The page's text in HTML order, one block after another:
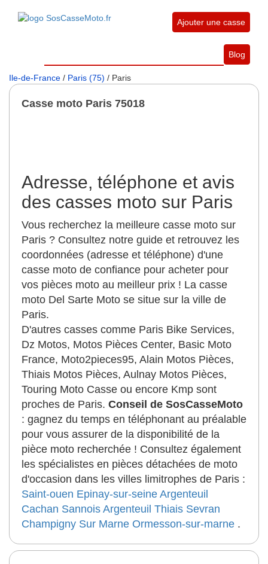
Ajouter une casse
Blog
Ile-de-France / Paris (75) / Paris
Casse moto Paris 75018
Adresse, téléphone et avis
des casses moto sur Paris
Vous recherchez la meilleure casse moto sur
Paris ? Consultez notre guide et retrouvez les
coordonnées (adresse et téléphone) d'une
casse moto de confiance pour acheter pour
vos pièces moto au meilleur prix ! La casse
moto Del Sarte Moto se situe sur la ville de
Paris.
D'autres casses comme Paris Bike Services,
Dz Motos, Motos Pièces Center, Basic Moto
France, Moto2pieces95, Alain Motos Pièces,
Thiais Motos Pièces, Aulnay Motos Pièces,
Touring Moto Casse ou encore Kmp sont
proches de Paris. Conseil de SosCasseMoto
: gagnez du temps en téléphonant au préalable
pour vous assurer de la disponibilité de la
pièce moto recherchée ! Consultez également
les spécialistes en pièces détachées de moto
d'occasion dans les villes limitrophes de Paris :
Saint-ouen Epinay-sur-seine Argenteuil
Cachan Sannois Argenteuil Thiais Sevran
Champigny Sur Marne Ormesson-sur-marne .